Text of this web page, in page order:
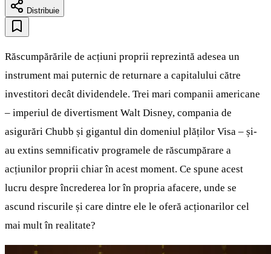
Distribuie
Răscumpărările de acțiuni proprii reprezintă adesea un
instrument mai puternic de returnare a capitalului către
investitori decât dividendele. Trei mari companii americane
– imperiul de divertisment Walt Disney, compania de
asigurări Chubb și gigantul din domeniul plăților Visa – și-
au extins semnificativ programele de răscumpărare a
acțiunilor proprii chiar în acest moment. Ce spune acest
lucru despre încrederea lor în propria afacere, unde se
ascund riscurile și care dintre ele le oferă acționarilor cel
mai mult în realitate?